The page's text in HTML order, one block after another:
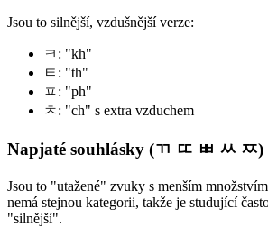
Jsou to silnější, vzdušnější verze:
ㅋ: "kh"
ㅌ: "th"
ㅍ: "ph"
ㅊ: "ch" s extra vzduchem
Napjaté souhlásky (ㄲ ㄸ ㅃ ㅆ ㅉ)
Jsou to "utažené" zvuky s menším
nemá stejnou kategorii, takže je studující
"silnější".